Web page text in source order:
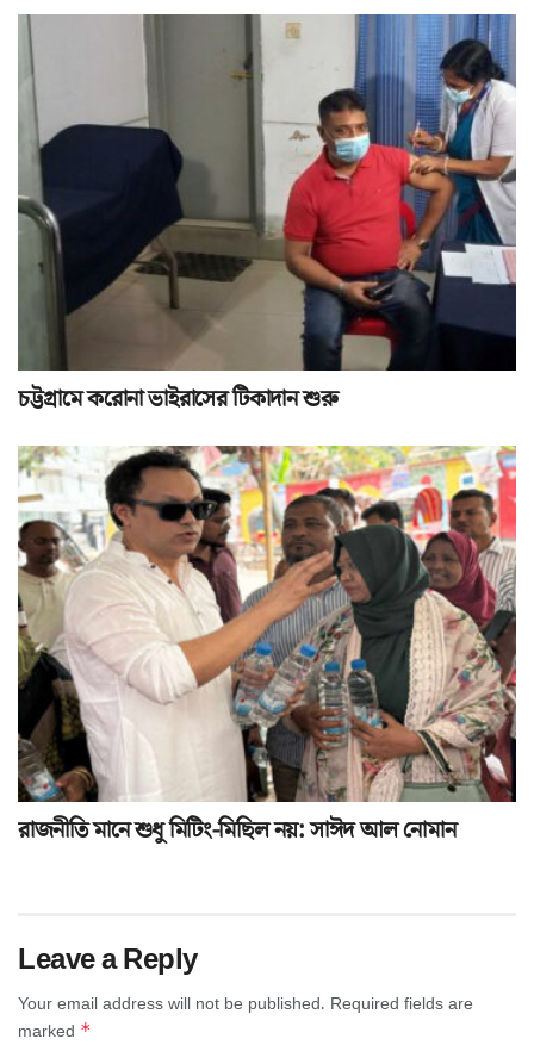
চট্টগ্রামে করোনা ভাইরাসের টিকাদান শুরু
রাজনীতি মানে শুধু মিটিং-মিছিল নয়: সাঈদ আল নোমান
Leave a Reply
Your email address will not be published. Required fields are
marked *